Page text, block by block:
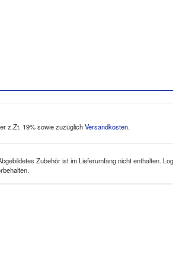
z.Zt. 19% sowie zuzüglichVersandkosten.
Zubehör ist im Lieferumfang nicht enthalten.